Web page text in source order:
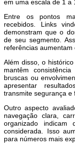
em uma escala de 1 a
Entre os pontos
recebidos. Links
demonstram que o
de seu segmento.
referências
Além disso, o
mantêm
bruscas ou
apresentar
transmite segurança e
Outro aspecto
navegação clara,
organizado
considerada. Isso
para números mais